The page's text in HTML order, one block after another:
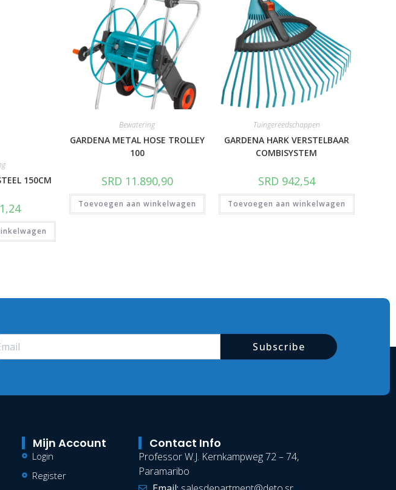
150CM
Bewatering
GARDENA METAL HOSE TROLLEY
100
SRD 11.890,90
Toevoegen aan winkelwagen
Tuingereedschappen
GARDENA HARK VERSTELBAAR
COMBISYSTEM
SRD 942,54
Toevoegen aan winkelwagen
Subscribe
Mijn Account
Login
Register
Contact Info
Professor W.J. Kernkampweg 72 – 74,
Paramaribo